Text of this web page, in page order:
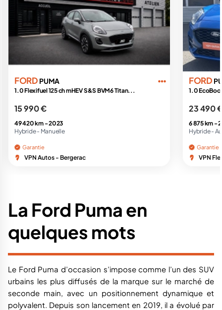
FORD PUMA
1.0 Flexifuel 125 ch mHEV S&S BVM6 Titan...
15 990 €
49 420 km -2023
Hybride - Manuelle
Garantie
VPN Autos - Bergerac
FORD
1.0
23 490
6 875 km -
Hybride -
Garantie
VPN
La Ford Puma en
quelques mots
Le Ford Puma d’occasion s’impose comme l’un des SUV
urbains les plus diffusés de la marque sur le marché de
seconde main, avec un positionnement dynamique et
polyvalent. Depuis son lancement en 2019, il a évolué par